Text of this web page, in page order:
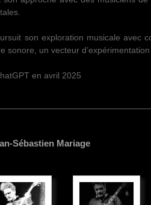
son exploration musicale avec
sonore, un vecteur
en avril 2025
Sébastien Mariage